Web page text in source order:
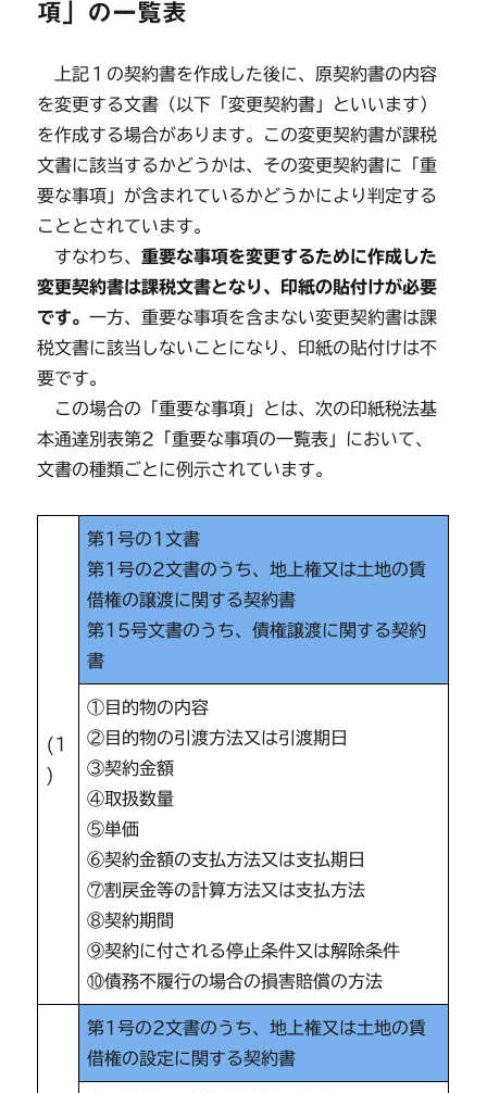
項」の一覧表
上記１の契約書を作成した後に、原契約書の内容
を変更する文書（以下「変更契約書」といいます）
を作成する場合があります。この変更契約書が課税
文書に該当するかどうかは、その変更契約書に「重
要な事項」が含まれているかどうかにより判定する
こととされています。
すなわち、重要な事項を変更するために作成した
変更契約書は課税文書となり、印紙の貼付けが必要
です。一方、重要な事項を含まない変更契約書は課
税文書に該当しないことになり、印紙の貼付けは不
要です。
この場合の「重要な事項」とは、次の印紙税法基
本通達別表第2「重要な事項の一覧表」において、
文書の種類ごとに例示されています。
(1
)
第1号の1文書
第1号の2文書のうち、地上権又は土地の賃
借権の譲渡に関する契約書
第15号文書のうち、債権譲渡に関する契約
書
①目的物の内容
②目的物の引渡方法又は引渡期日
③契約金額
④取扱数量
⑤単価
⑥契約金額の支払方法又は支払期日
⑦割戻金等の計算方法又は支払方法
⑧契約期間
⑨契約に付される停止条件又は解除条件
⑩債務不履行の場合の損害賠償の方法
第1号の2文書のうち、地上権又は土地の賃
借権の設定に関する契約書